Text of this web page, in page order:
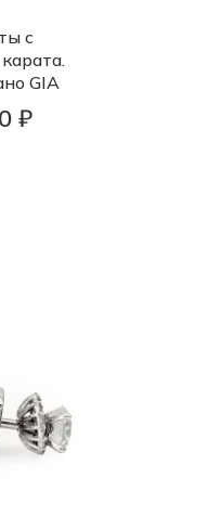
с
GIA
₽